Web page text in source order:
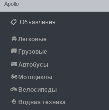
Apollo
📋 Объявления
🚘 Легковые
🚚 Грузовые
🚌 Автобусы
🏍 Мотоциклы
🚲 Велосипеды
⛵ Водная техника